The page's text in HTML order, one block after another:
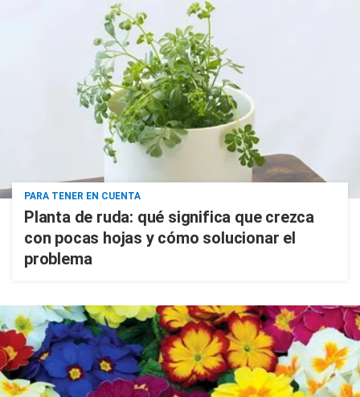
PARA TENER EN CUENTA
Planta de ruda: qué significa que crezca
con pocas hojas y cómo solucionar el
problema